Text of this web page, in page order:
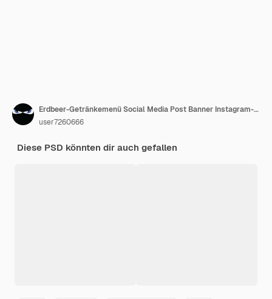
Erdbeer-Getränkemenü Social Media Post Banner Instagram-Vorlage für Werbung
user7260666
Diese PSD könnten dir auch gefallen